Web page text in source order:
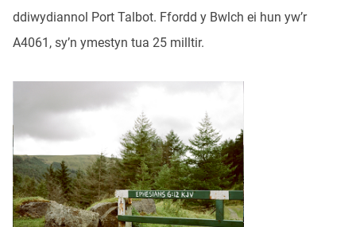
ddiwydiannol Port Talbot. Ffordd y Bwlch ei hun yw’r
A4061, sy’n ymestyn tua 25 milltir.